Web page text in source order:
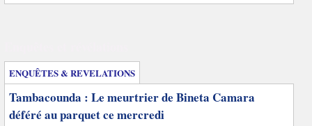
ENQUÊTES & REVELATIONS
Tambacounda : Le meurtrier de Bineta Camara
déféré au parquet ce mercredi